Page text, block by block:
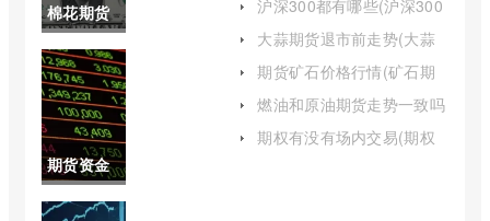
棉花期货
走势图最
新(美国棉
花期货走
势图)
期货资金
成本怎么
金)
沪深300都有哪些(沪深300
指数基金哪个好)
大蒜期货退市前走势(大蒜
期货上市时间)
期货矿石价格行情(矿石期
货走势图动态)
燃油和原油期货走势一致吗
(燃油与原油期货的关系)
期权有没有场内交易(期权